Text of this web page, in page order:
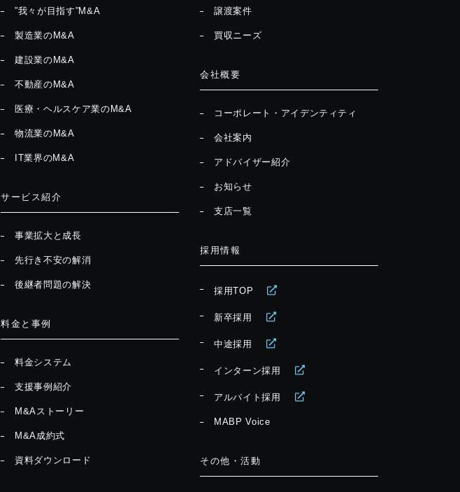
”我々が目指す”M&A
製造業のM&A
建設業のM&A
不動産のM&A
医療・ヘルスケア業のM&A
物流業のM&A
IT業界のM&A
サービス紹介
事業拡大と成長
先行き不安の解消
後継者問題の解決
料金と事例
料金システム
支援事例紹介
M&Aストーリー
M&A成約式
資料ダウンロード
譲渡案件
買収ニーズ
会社概要
コーポレート・アイデンティティ
会社案内
アドバイザー紹介
お知らせ
支店一覧
採用情報
採用TOP
新卒採用
中途採用
インターン採用
アルバイト採用
MABP Voice
その他・活動